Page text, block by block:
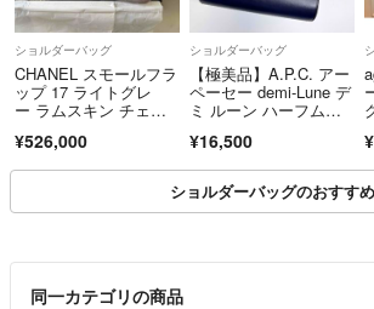
ショルダーバッグ
CHANEL スモールフラ
ップ 17 ライトグレ
ー ラムスキン チェー
¥526,000
ショルダーバッグ
【極美品】A.P.C. アー
ペーセー demi-Lune デ
ミ ルーン ハーフムー
グ レザー ネイビー
¥16,500
ショルダーバッグのおすすめ
同一カテゴリの商品